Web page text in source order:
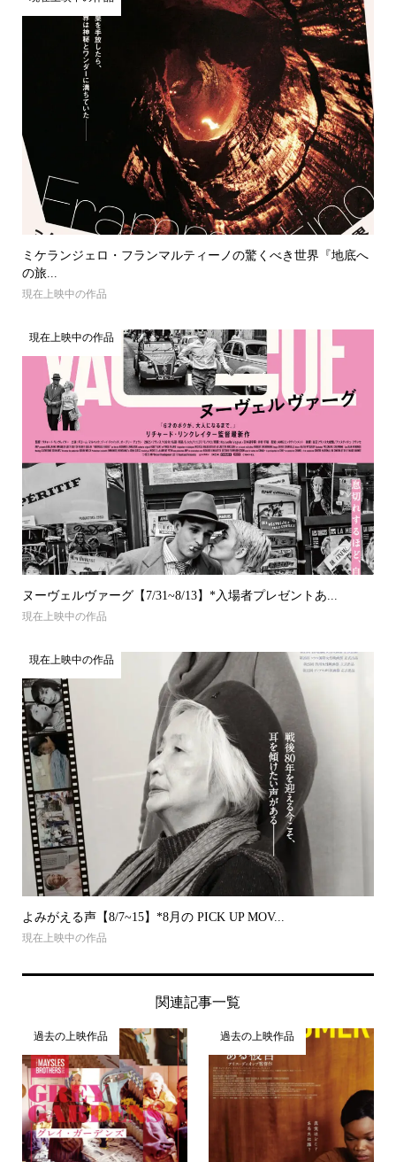
ミケランジェロ・フランマルティーノの驚くべき世界『地底へ
の旅...
現在上映中の作品
現在上映中の作品
ヌーヴェルヴァーグ【7/31~8/13】*入場者プレゼントあ...
現在上映中の作品
現在上映中の作品
よみがえる声【8/7~15】*8月の PICK UP MOV...
現在上映中の作品
関連記事一覧
過去の上映作品 過去の上映作品